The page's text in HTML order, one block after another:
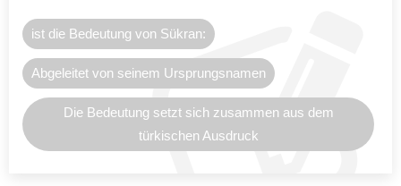
ist die Bedeutung von Sükran:
Abgeleitet von seinem Ursprungsnamen
Die Bedeutung setzt sich zusammen aus dem
türkischen Ausdruck